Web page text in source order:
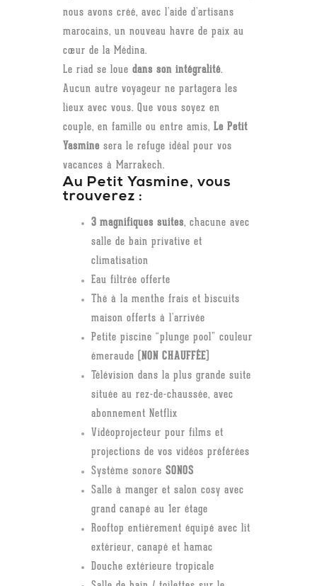
nous avons créé, avec l’aide d’artisans
marocains, un nouveau havre de paix au
cœur de la Médina.
Le riad se loue dans son intégralité.
Aucun autre voyageur ne partagera les
lieux avec vous. Que vous soyez en
couple, en famille ou entre amis, Le Petit
Yasmine sera le refuge idéal pour vos
vacances à Marrakech.
Au Petit Yasmine, vous
trouverez :
3 magnifiques suites, chacune avec
salle de bain privative et
climatisation
Eau filtrée offerte
Thé à la menthe frais et biscuits
maison offerts à l’arrivée
Petite piscine “plunge pool” couleur
émeraude ( NON CHAUFFÉE
Télévision dans la plus grande suite
située au rez-de-chaussée, avec
abonnement Netflix
Vidéoprojecteur pour films et
projections de vos vidéos préférées
Système sonore SONOS
Salle à manger et salon cosy avec
grand canapé au 1er étage
Rooftop entièrement équipé avec lit
extérieur, canapé et hamac
Douche extérieure tropicale